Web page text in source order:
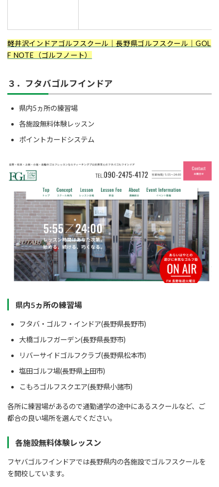
軽井沢インドアゴルフスクール｜長野県ゴルフスクール｜GOL
F NOTE（ゴルフノート）
３．フタバゴルフインドア
県内5ヵ所の練習場
各施設無料体験レッスン
ポイントカードシステム
県内5ヵ所の練習場
フタバ・ゴルフ・インドア(長野県長野市)
大橋ゴルフガーデン(長野県長野市)
リバーサイドゴルフクラブ(長野県松本市)
塩田ゴルフ場(長野県上田市)
こもろゴルフスクエア(長野県小諸市)
各所に練習場があるので通勤通学の途中にあるスクールなど、ご
都合の良い場所を選んでください。
各施設無料体験レッスン
フヤバゴルフインドアでは長野県内の各施設でゴルフスクールを
を開校しています。